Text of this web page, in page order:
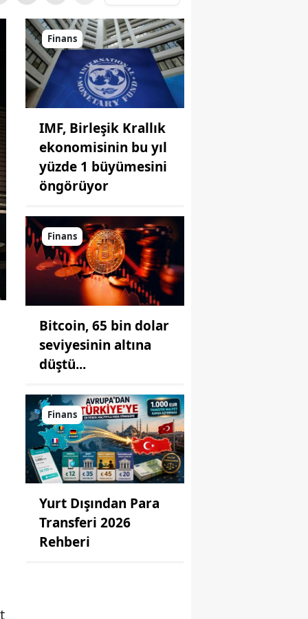
Finans
IMF, Birleşik Krallık
ekonomisinin bu yıl
yüzde 1 büyümesini
öngörüyor
Finans
Bitcoin, 65 bin dolar
seviyesinin altına
düştü...
Finans
Yurt Dışından Para
Transferi 2026
Rehberi